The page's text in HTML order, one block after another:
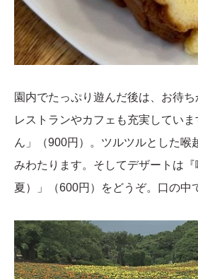
園内でたっぷり遊んだ後は、お待
レストランやカフェも充実してい
ん」（900円）。ツルツルとした
みわたります。そしてデザートは
夏）」（600円）をどうぞ。口の中